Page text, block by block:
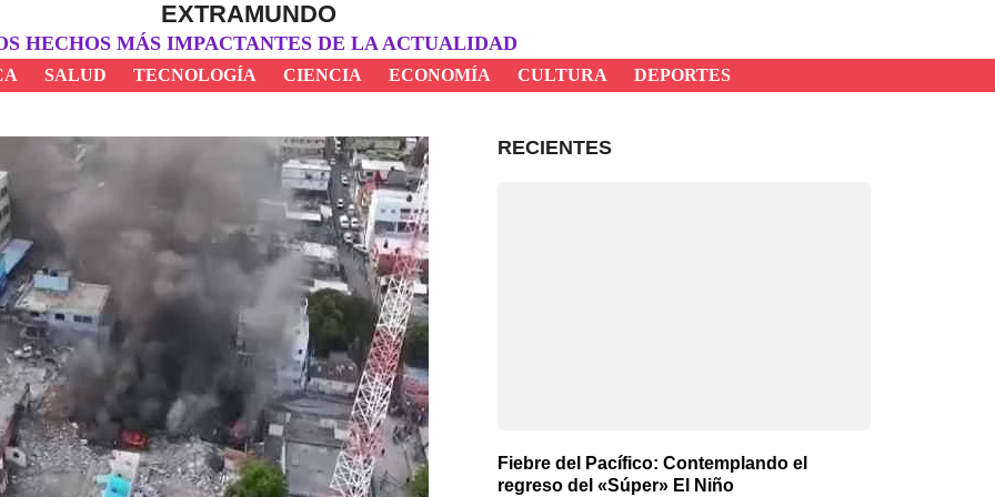
EXTRAMUNDO
HECHOS MÁS IMPACTANTES DE LA ACTUALIDAD
SALUD TECNOLOGÍA CIENCIA ECONOMÍA CULTURA DEPORTES
RECIENTES
Fiebre del Pacífico: Contemplando el
regreso del «Súper» El Niño